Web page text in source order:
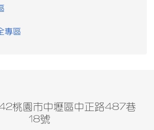
專區
桃園市中壢區中正路487巷
18號